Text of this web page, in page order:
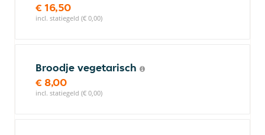
€ 16,50
incl. statiegeld (€ 0,00)
Broodje vegetarisch
€ 8,00
incl. statiegeld (€ 0,00)